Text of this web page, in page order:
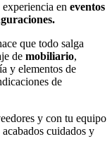
en eventos
que todo salga
de mobiliario,
y elementos de
de
y con tu equipo
cuidados y